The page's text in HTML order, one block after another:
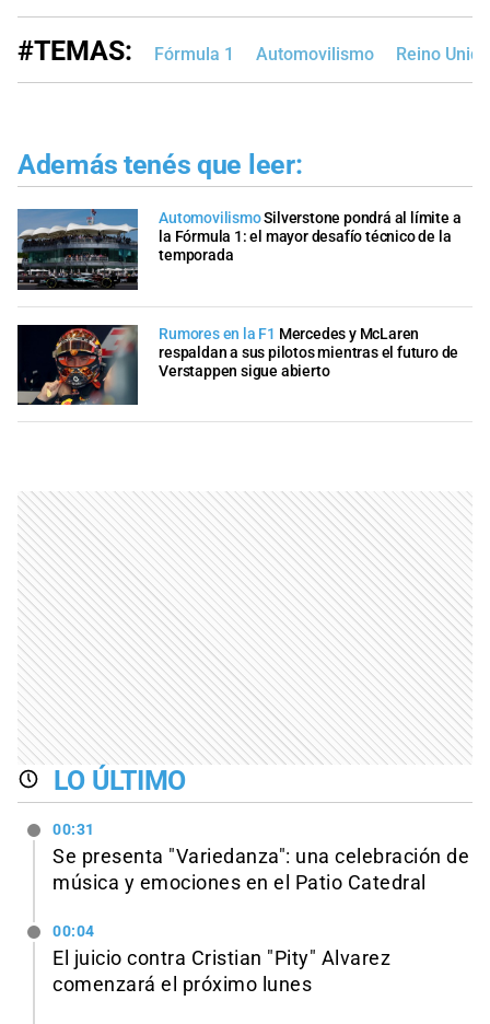
#TEMAS: Fórmula 1 Automovilismo Reino Unido
Además tenés que leer:
AutomovilismoSilverstone pondrá al límite a
la Fórmula 1: el mayor desafío técnico de la
temporada
Rumores en la F1 Mercedes y McLaren
respaldan a sus pilotos mientras el futuro de
Verstappen sigue abierto
LO ÚLTIMO
00:31
Se presenta "Variedanza": una celebración de
música y emociones en el Patio Catedral
00:04
El juicio contra Cristian "Pity" Alvarez
comenzará el próximo lunes